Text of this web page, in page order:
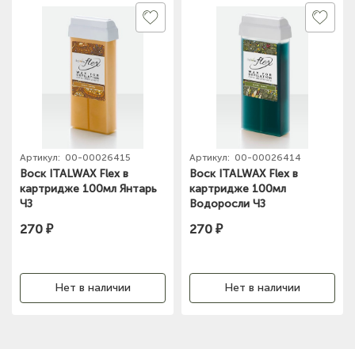
Артикул: 00-00026415
Воск ITALWAX Flex в
картридже 100мл Янтарь
ЧЗ
270 ₽
Нет в наличии
Артикул: 00-00026414
Воск ITALWAX Flex в
картридже 100мл
Водоросли ЧЗ
270 ₽
Нет в наличии